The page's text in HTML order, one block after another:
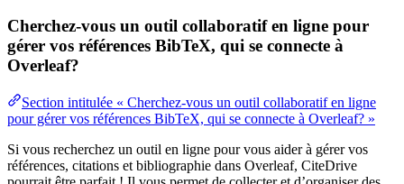
Cherchez-vous un outil collaboratif en ligne pour
gérer vos références BibTeX, qui se connecte à
Overleaf?
Section intitulée « Cherchez-vous un outil collaboratif en ligne
pour gérer vos références BibTeX, qui se connecte à Overleaf? »
Si vous recherchez un outil en ligne pour vous aider à gérer vos
références, citations et bibliographie dans Overleaf, CiteDrive